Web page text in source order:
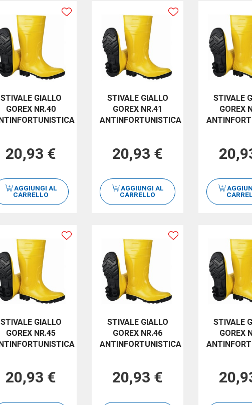
STIVALE GIALLO
GOREX NR.40
20,93 €
AGGIUNGI AL
CARRELLO
STIVALE GIALLO
GOREX NR.41
ANTINFORTUNISTICA
20,93 €
AGGIUNGI AL
CARRELLO
STIVALE
GOREX
STIVALE GIALLO
GOREX NR.45
20,93 €
STIVALE GIALLO
GOREX NR.46
ANTINFORTUNISTICA
20,93 €
STIVALE
GOREX